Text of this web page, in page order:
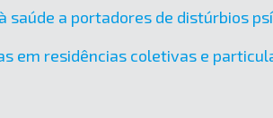
saúde a portadores de distúrbios
em residências coletivas e